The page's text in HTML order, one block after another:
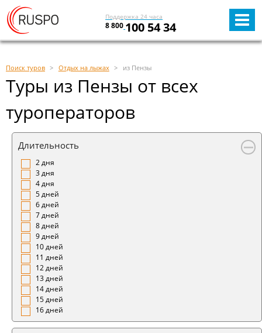
Поддержка 24 часа
8 800 100 54 34
Поиск туров Отдых на лыжах из Пензы
Туры из Пензы от всех
туроператоров
Длительность
2 дня
3 дня
4 дня
5 дней
6 дней
7 дней
8 дней
9 дней
10 дней
11 дней
12 дней
13 дней
14 дней
15 дней
16 дней